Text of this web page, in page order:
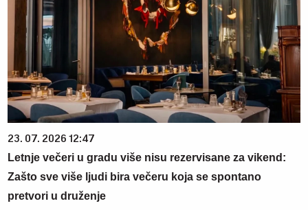
23. 07. 2026 12:47
Letnje večeri u gradu više nisu rezervisane za vikend:
Zašto sve više ljudi bira večeru koja se spontano
pretvori u druženje